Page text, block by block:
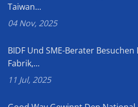
Taiwan...
04 Nov, 2025
BIDF Und SME-Berater
Fabrik,...
11 Jul, 2025